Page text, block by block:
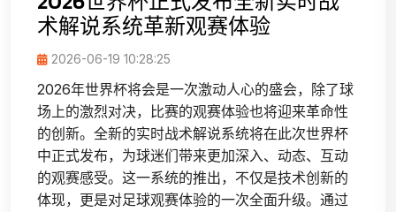
术解说系统革新观赛体验
2026-06-19 10:28:25
2026年世界杯将会是一次激动人心的盛会，除了球
场上的激烈对决，比赛的观赛体验也将迎来革命性
的创新。全新的实时战术解说系统将在此次世界杯
中正式发布，为球迷们带来更加深入、动态、互动
的观赛感受。这一系统的推出，不仅是技术创新的
体现，更是对足球观赛体验的一次全面升级。通过